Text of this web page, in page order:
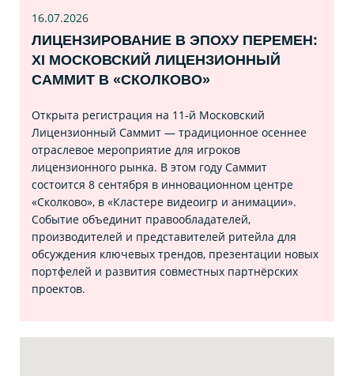
16.07.2026
ЛИЦЕНЗИРОВАНИЕ В ЭПОХУ ПЕРЕМЕН:
XI МОСКОВСКИЙ ЛИЦЕНЗИОННЫЙ
САММИТ В «СКОЛКОВО»
Открыта регистрация на 11‑й Московский
Лицензионный Саммит — традиционное осеннее
отраслевое мероприятие для игроков
лицензионного рынка. В этом году Саммит
состоится 8 сентября в инновационном центре
«Сколково», в «Кластере видеоигр и анимации».
Событие объединит правообладателей,
производителей и представителей ритейла для
обсуждения ключевых трендов, презентации новых
портфелей и развития совместных партнёрских
проектов.